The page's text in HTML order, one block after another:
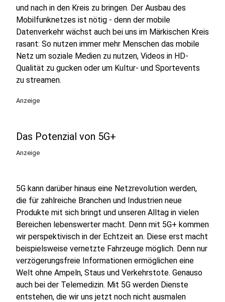
und nach in den Kreis zu bringen. Der Ausbau des
Mobilfunknetzes ist nötig - denn der mobile
Datenverkehr wächst auch bei uns im Märkischen Kreis
rasant: So nutzen immer mehr Menschen das mobile
Netz um soziale Medien zu nutzen, Videos in HD-
Qualität zu gucken oder um Kultur- und Sportevents
zu streamen.
Anzeige
Das Potenzial von 5G+
Anzeige
5G kann darüber hinaus eine Netzrevolution werden,
die für zahlreiche Branchen und Industrien neue
Produkte mit sich bringt und unseren Alltag in vielen
Bereichen lebenswerter macht. Denn mit 5G+ kommen
wir perspektivisch in der Echtzeit an. Diese erst macht
beispielsweise vernetzte Fahrzeuge möglich. Denn nur
verzögerungsfreie Informationen ermöglichen eine
Welt ohne Ampeln, Staus und Verkehrstote. Genauso
auch bei der Telemedizin. Mit 5G werden Dienste
entstehen, die wir uns jetzt noch nicht ausmalen